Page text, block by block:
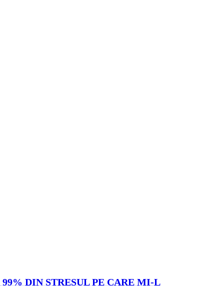
DIN STRESUL PE CARE MI-L